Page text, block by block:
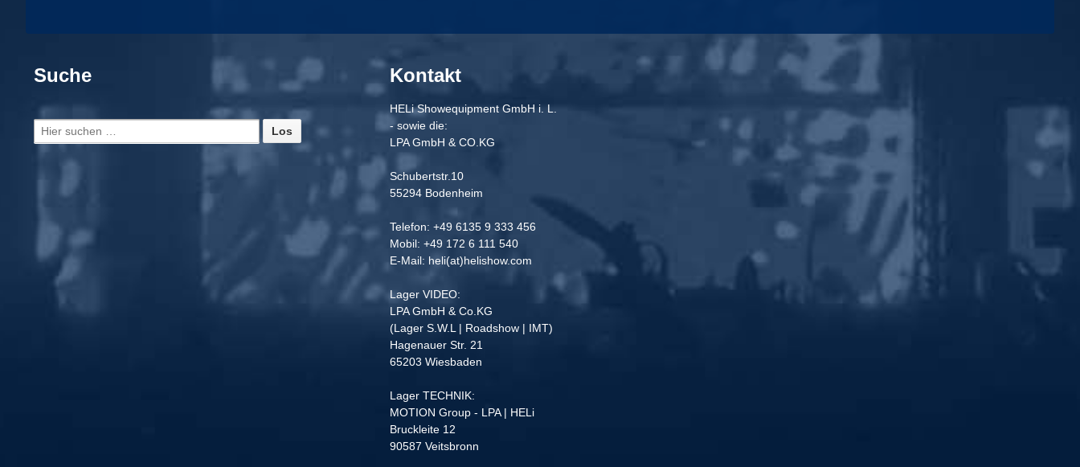
Suche
Suche
nach:
Kontakt
HELi Showequipment GmbH i. L.
- sowie die:
LPA GmbH & CO.KG
Schubertstr.10
55294 Bodenheim
Telefon: +49 6135 9 333 456
Mobil: +49 172 6 111 540
E-Mail: heli(at)helishow.com
Lager VIDEO:
LPA GmbH & Co.KG
(Lager S.W.L | Roadshow | IMT)
Hagenauer Str. 21
65203 Wiesbaden
Lager TECHNIK:
MOTION Group - LPA | HELi
Bruckleite 12
90587 Veitsbronn